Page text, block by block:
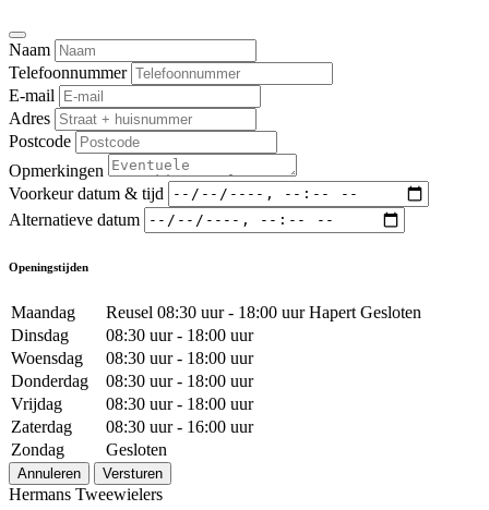
Naam
Telefoonnummer
E-mail
Adres
Postcode
Opmerkingen
Voorkeur datum & tijd
Alternatieve datum
Openingstijden
Maandag
Reusel 08:30 uur - 18:00 uur Hapert Gesloten
Dinsdag
08:30 uur - 18:00 uur
Woensdag
08:30 uur - 18:00 uur
Donderdag
08:30 uur - 18:00 uur
Vrijdag
08:30 uur - 18:00 uur
Zaterdag
08:30 uur - 16:00 uur
Zondag
Gesloten
Annuleren Versturen
Hermans Tweewielers